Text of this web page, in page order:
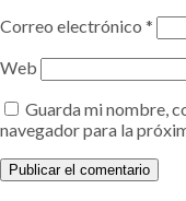
Correo electrónico *
Web
Guarda mi nombre,
navegador para la